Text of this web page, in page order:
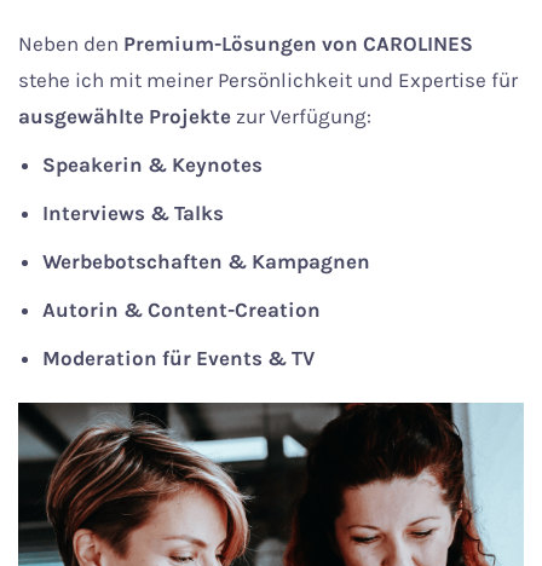
Neben den Premium-Lösungen von CAROLINES
stehe ich mit meiner Persönlichkeit und Expertise für
ausgewählte Projekte zur Verfügung:
Speakerin & Keynotes
Interviews & Talks
Werbebotschaften & Kampagnen
Autorin & Content-Creation
Moderation für Events & TV